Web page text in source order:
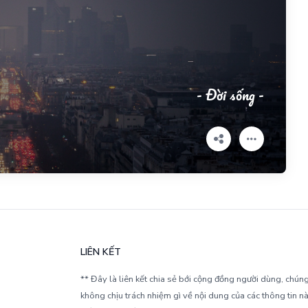
- Đời sống -
LIÊN KẾT
** Đây là liên kết chia sẻ bới cộng đồng người dùng,
không chịu trách nhiệm gì về nội dung của các thông tin